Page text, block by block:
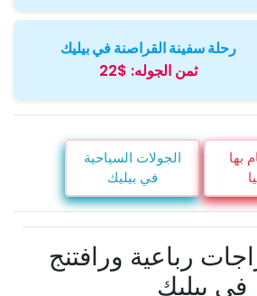
رحلة سفينة القراصنة في بيليك
ثمن الجوله: $22
بها
الجولات السياحية
في بيليك
رباعية ورافتنج
في بيليك